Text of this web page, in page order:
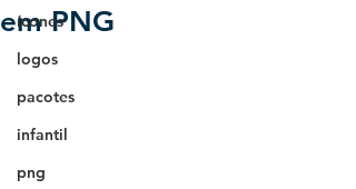
ícones
logos
pacotes
infantil
png
em PNG